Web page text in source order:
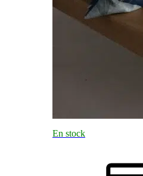
En stock